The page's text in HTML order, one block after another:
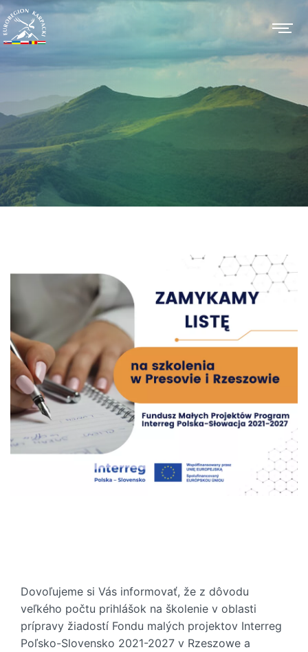
Dovoľujeme si Vás informovať, že z dôvodu
veľkého počtu prihlášok na školenie v oblasti
prípravy žiadostí Fondu malých projektov Interreg
Poľsko-Slovensko 2021-2027 v Rzeszowe a